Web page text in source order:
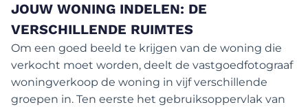
JOUW WONING INDELEN: DE
VERSCHILLENDE RUIMTES
Om een goed beeld te krijgen van de woning die
verkocht moet worden, deelt de vastgoedfotograaf
woningverkoop de woning in vijf verschillende
groepen in. Ten eerste het gebruiksoppervlak van